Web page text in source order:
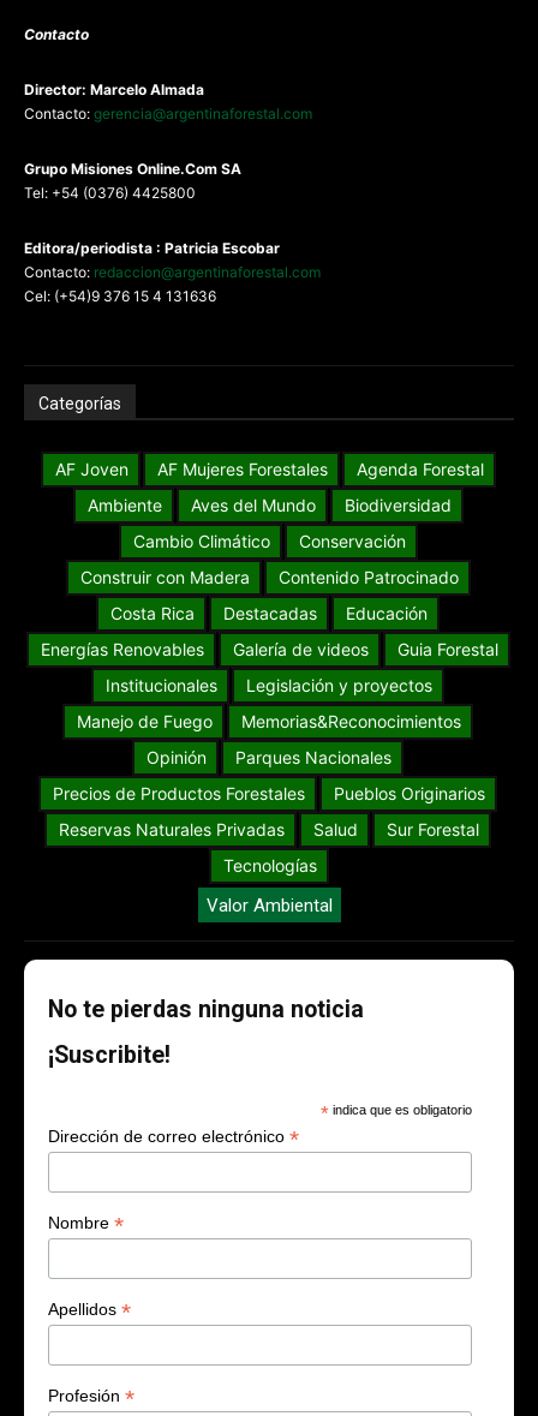
Contacto
Director: Marcelo Almada
Contacto: gerencia@argentinaforestal.com
Grupo Misiones Online.Com SA
Tel: +54 (0376) 4425800
Editora/periodista : Patricia Escobar
Contacto: redaccion@argentinaforestal.com
Cel: (+54)9 376 15 4 131636
Categorías
AF Joven AF Mujeres Forestales
Agenda Forestal
Ambiente
Aves del Mundo
Biodiversidad
Cambio Climático
Conservación
Construir con Madera
Contenido Patrocinado
Costa Rica
Destacadas
Educación
Energías Renovables
Galería de videos
Guia Forestal
Institucionales
Legislación y proyectos
Manejo de Fuego
Memorias&Reconocimientos
Opinión
Parques Nacionales
Precios de Productos Forestales
Pueblos Originarios
Reservas Naturales Privadas
Salud
Sur Forestal
Tecnologías
Valor Ambiental
No te pierdas ninguna noticia
¡Suscribite!
* indica que es obligatorio
Dirección de correo electrónico *
Nombre *
Apellidos *
Profesión *